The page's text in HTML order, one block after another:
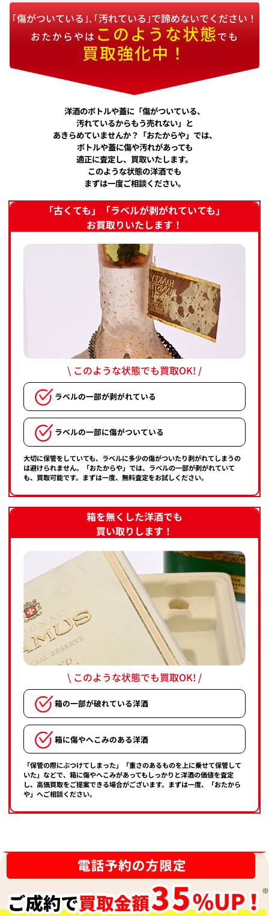
｢傷がついている｣､｢汚れている｣で諦めないでください！
おたからやは このような状態でも
買取強化中！
洋酒のボトルや蓋に「傷がついている、
汚れているからもう売れない」と
あきらめていませんか？「おたからや」では、
ボトルや蓋に傷や汚れがあっても
適正に査定し、買取いたします。
このような状態の洋酒でも
まずは一度ご相談ください。
「古くても」「ラベルが剥がれていても」
お買取りいたします！
\ このような状態でも買取OK! /
ラベルの一部が剥がれている
ラベルの一部に傷がついている
大切に保管をしていても、ラベルに多少の傷がついたり剥がれてしまうの
は避けられません。「おたからや」では、ラベルの一部が剥がれていて
も、買取可能です。まずは一度、無料査定をお試しください。
箱を無くした洋酒でも
買い取りします！
\ このような状態でも買取OK! /
箱の一部が破れている洋酒
箱に傷やへこみのある洋酒
「保管の際にぶつけてしまった」「重さのあるものを上に乗せて保管して
いた」などで、箱に傷やへこみがあってもしっかりと洋酒の価値を査定
し、高価買取をご提案できる場合がございます。まずは一度、「おたから
や」へご相談ください。